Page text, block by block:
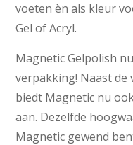
voeten èn als kleur
Gel of Acryl.
Magnetic Gelpolish
verpakking! Naast de
biedt Magnetic nu
aan. Dezelfde
Magnetic gewend